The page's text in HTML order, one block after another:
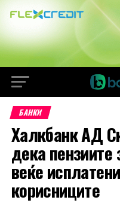
БАНКИ
Халкбанк АД
дека пензиите
веќе
корисниците